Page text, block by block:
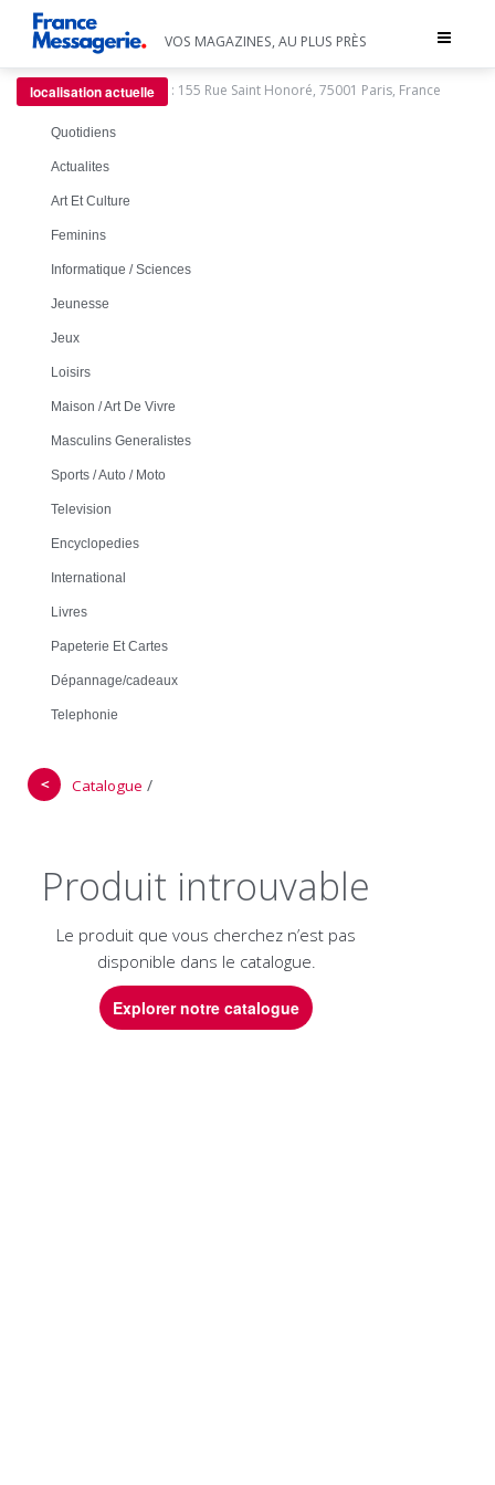
Toggle
VOS MAGAZINES, AU PLUS PRÈS
localisation actuelle : 155 Rue Saint Honoré, 75001 Paris, France
Quotidiens
Actualites
Art Et Culture
Feminins
Informatique / Sciences
Jeunesse
Jeux
Loisirs
Maison / Art De Vivre
Masculins Generalistes
Sports / Auto / Moto
Television
Encyclopedies
International
Livres
Papeterie Et Cartes
Dépannage/cadeaux
Telephonie
＜ Catalogue /
Produit introuvable
Le produit que vous cherchez n’est pas
disponible dans le catalogue.
Explorer notre catalogue